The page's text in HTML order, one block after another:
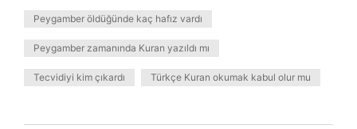
Peygamber öldüğünde kaç hafız vardı
Peygamber zamanında Kuran yazıldı mı
Tecvidiyi kim çıkardı Türkçe Kuran okumak kabul olur mu